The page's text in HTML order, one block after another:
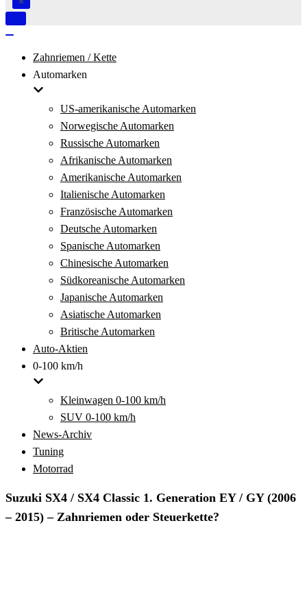
Navigation
Zahnriemen / Kette
Automarken
US-amerikanische Automarken
Norwegische Automarken
Russische Automarken
Afrikanische Automarken
Amerikanische Automarken
Italienische Automarken
Französische Automarken
Deutsche Automarken
Spanische Automarken
Chinesische Automarken
Südkoreanische Automarken
Japanische Automarken
Asiatische Automarken
Britische Automarken
Auto-Aktien
0-100 km/h
Kleinwagen 0-100 km/h
SUV 0-100 km/h
News-Archiv
Tuning
Motorrad
Suzuki SX4 / SX4 Classic 1. Generation EY / GY (2006
– 2015) – Zahnriemen oder Steuerkette?